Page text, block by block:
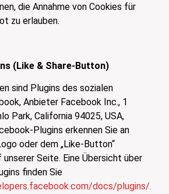
die Annahme von Cookies für
zu erlauben.
(Like & Share-Button)
sind Plugins des sozialen
Anbieter Facebook Inc., 1
Park, California 94025, USA,
Plugins erkennen Sie an
oder dem „Like-Button“
unserer Seite. Eine Übersicht über
finden Sie
docs/plugins/.